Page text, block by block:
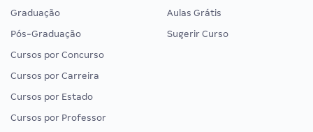
Graduação
Pós-Graduação
Cursos por Concurso
Cursos por Carreira
Cursos por Estado
Cursos por Professor
Aulas Grátis
Sugerir Curso